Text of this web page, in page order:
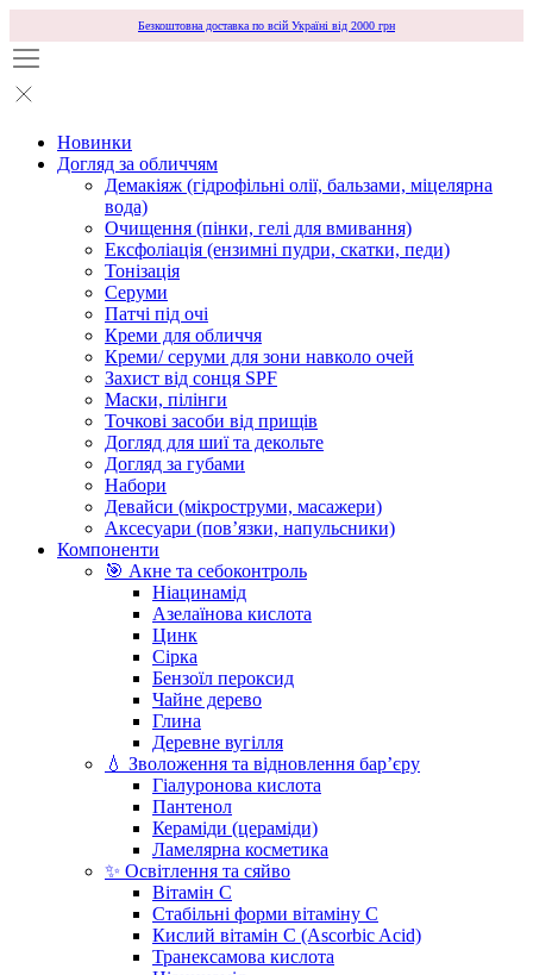
Безкоштовна доставка по всій Україні від 2000 грн
Новинки
Догляд за обличчям
Демакіяж (гідрофільні олії, бальзами, міцелярна
вода)
Очищення (пінки, гелі для вмивання)
Ексфоліація (ензимні пудри, скатки, педи)
Тонізація
Серуми
Патчі під очі
Креми для обличчя
Креми/ серуми для зони навколо очей
Захист від сонця SPF
Маски, пілінги
Точкові засоби від прищів
Догляд для шиї та декольте
Догляд за губами
Набори
Девайси (мікроструми, масажери)
Аксесуари (повʼязки, напульсники)
Компоненти
🎯 Акне та себоконтроль
Ніацинамід
Азелаїнова кислота
Цинк
Сірка
Бензоїл пероксид
Чайне дерево
Глина
Деревне вугілля
💧 Зволоження та відновлення бар’єру
Гіалуронова кислота
Пантенол
Кераміди (цераміди)
Ламелярна косметика
✨ Освітлення та сяйво
Вітамін С
Стабільні форми вітаміну С
Кислий вітамін С (Ascorbic Acid)
Транексамова кислота